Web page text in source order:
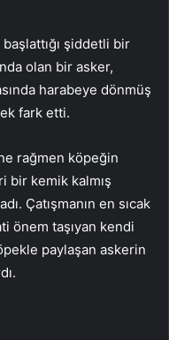
şiddetli bir
olan bir asker,
harabeye dönmüş
fark etti.
rağmen köpeğin
bir kemik kalmış
Çatışmanın en sıcak
önem taşıyan kendi
paylaşan askerin